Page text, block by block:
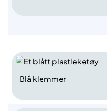
Blå klemmer